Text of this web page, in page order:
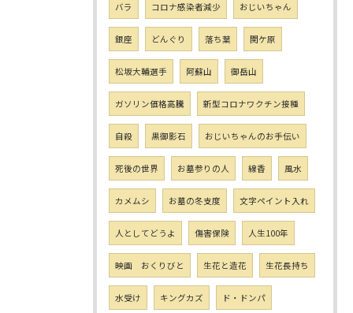
バラ コロナ感染者減少 おじいちゃん
銀座 どんぐり 落ち葉 関ケ原
松坂大輔選手 阿蘇山 御岳山
ガソリン価格高騰 新型コロナワクチン接種
自殺 黒御影石 おじいちゃんのお手伝い
死後の世界 お墓参りの人 線香 風水
カメムシ お墓の冬支度 文字ペイント入れ
人としてどうよ 傷害保険 人生100年
映画 おくりびと 生花と造花 生花長持ち
水受け キングカズ ド・ドンパ